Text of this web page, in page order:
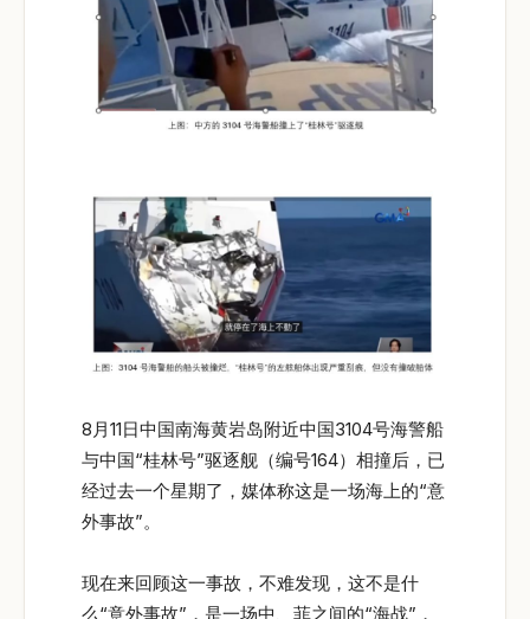
8月11日中国南海黄岩岛附近中国3104号海警船
与中国“桂林号”驱逐舰（编号164）相撞后，已
经过去一个星期了，媒体称这是一场海上的“意
外事故”。
现在来回顾这一事故，不难发现，这不是什
么“意外事故”，是一场中、菲之间的“海战”，